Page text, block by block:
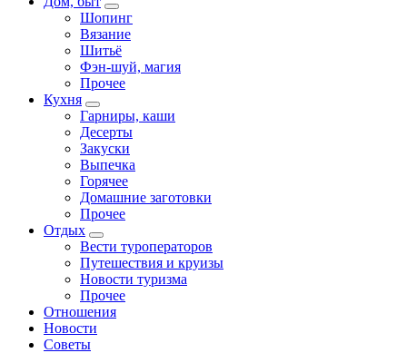
Шопинг
Вязание
Шитьё
Фэн-шуй, магия
Прочее
Кухня
Гарниры, каши
Десерты
Закуски
Выпечка
Горячее
Домашние заготовки
Прочее
Отдых
Вести туроператоров
Путешествия и круизы
Новости туризма
Прочее
Отношения
Новости
Советы